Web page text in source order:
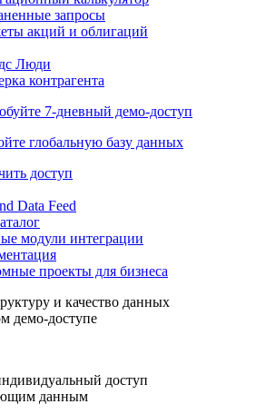
запросы
акций и облигаций
Люди
контрагента
7-дневный демо-доступ
глобальную базу данных
доступ
Data Feed
модули интеграции
проекты для бизнеса
и качество данных
демо-доступе
доступ
данным